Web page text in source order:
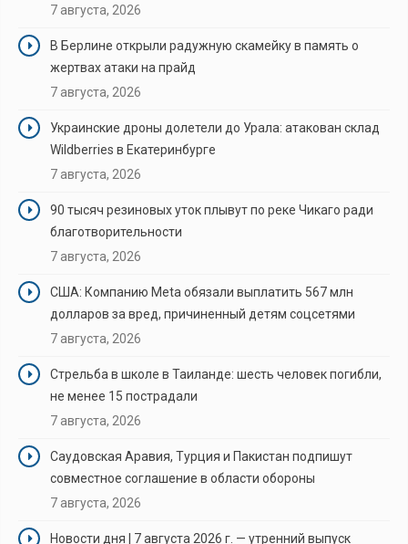
7 августа, 2026
В Берлине открыли радужную скамейку в память о
жертвах атаки на прайд
7 августа, 2026
Украинские дроны долетели до Урала: атакован склад
Wildberries в Екатеринбурге
7 августа, 2026
90 тысяч резиновых уток плывут по реке Чикаго ради
благотворительности
7 августа, 2026
США: Компанию Meta обязали выплатить 567 млн
долларов за вред, причиненный детям соцсетями
7 августа, 2026
Стрельба в школе в Таиланде: шесть человек погибли,
не менее 15 пострадали
7 августа, 2026
Саудовская Аравия, Турция и Пакистан подпишут
совместное соглашение в области обороны
7 августа, 2026
Новости дня | 7 августа 2026 г. — утренний выпуск